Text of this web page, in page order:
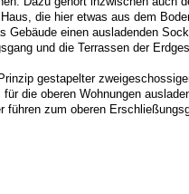
die hier etwas aus dem
Gebäude einen ausladenden
und die Terrassen der
gestapelter
die oberen Wohnungen
führen zum oberen